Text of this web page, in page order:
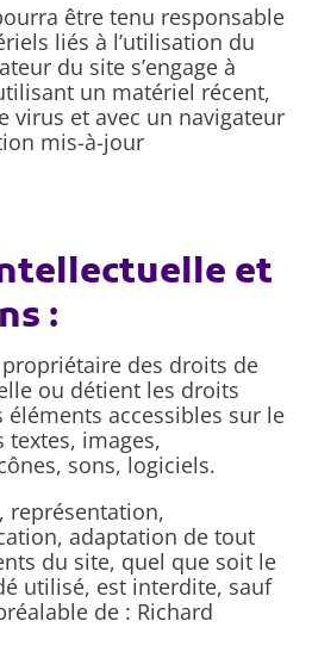
être tenu responsable
liés à l’utilisation du
du site s’engage à
un matériel récent,
virus et avec un navigateur
mis-à-jour
et
:
des droits de
ou détient les droits
éléments accessibles sur le
images,
sons, logiciels.
représentation,
adaptation de tout
du site, quel que soit le
utilisé, est interdite, sauf
de : Richard